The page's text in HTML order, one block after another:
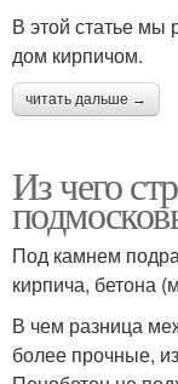
В этой статье мы
дом кирпичом.
читать дальше →
Из чего
Под камнем
кирпича, бетона
В чем разница
более прочные,